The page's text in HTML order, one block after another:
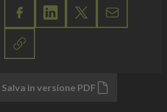
Salva in versione PDF